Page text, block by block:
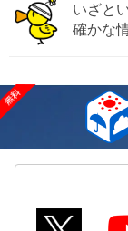
いざと
確かな